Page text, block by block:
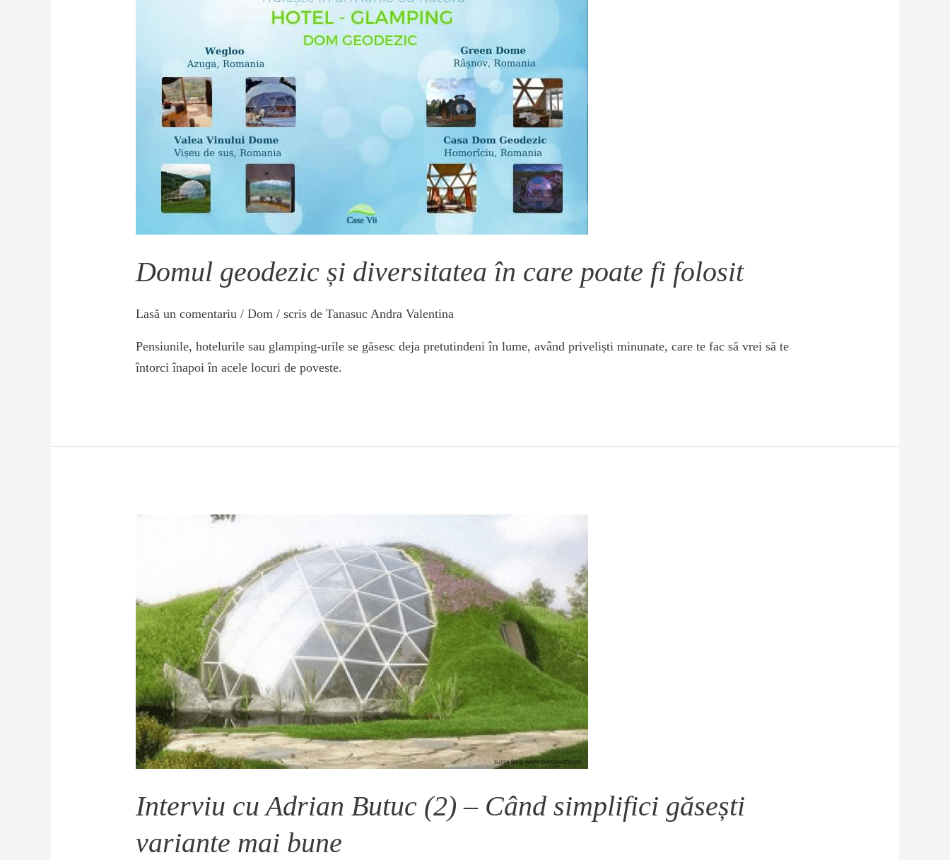
Domul geodezic și diversitatea în care poate fi folosit
Lasă un comentariu /Dom / scris deTanasuc Andra Valentina
Pensiunile, hotelurile sau glamping-urile se găsesc deja pretutindeni în lume, având priveliști minunate, care te fac să vrei să te
întorci înapoi în acele locuri de poveste.
Interviu cu Adrian Butuc (2) – Când simplifici găsești
variante mai bune